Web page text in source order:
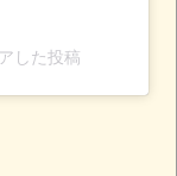
した投稿